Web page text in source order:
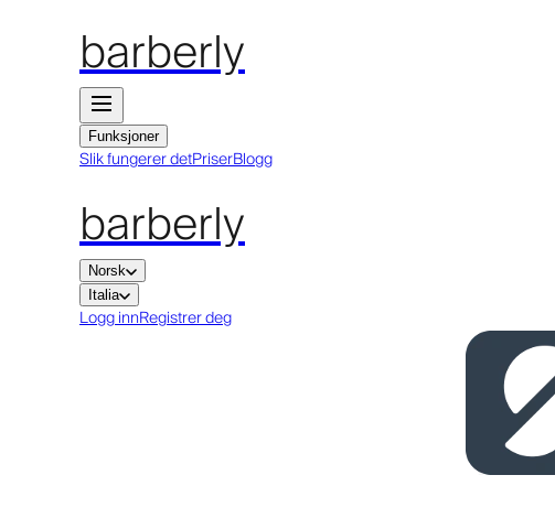
barberly
Funksjoner
Slik fungerer detPriserBlogg
barberly
Norsk
Italia
Logg innRegistrer deg